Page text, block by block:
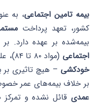
بیمه تامین اجتماعی، به
کشور، تعهد پرداخت
بیمه‌شده بر عهده دارد.
اجتماعی(مواد ۸۰ تا ۸۴)، علت فوت – اعم از بیماری، حادثه یا
خودکشی – هیچ تاثیری بر
بر خلاف بیمه‌های عمر
عمدیقائل نشده و